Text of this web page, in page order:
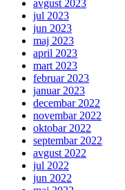
avgust 2023
jul 2023
jun 2023
maj 2023
april 2023
mart 2023
februar 2023
januar 2023
decembar 2022
novembar 2022
oktobar 2022
septembar 2022
avgust 2022
jul 2022
jun 2022